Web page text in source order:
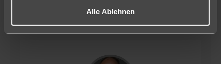
Alle Ablehnen
Abenteuerlust gepaart mit Neugier und
Wiener Zoo auf eine ganz spezielle Art entdecken.
Mehr anzelgen